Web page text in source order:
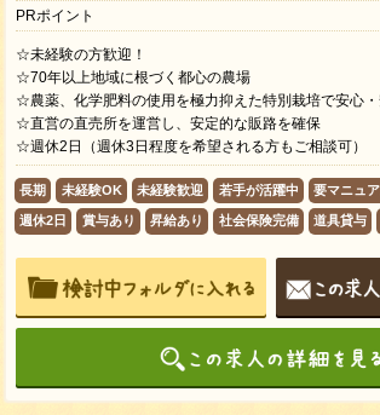
PRポイント
☆未経験の方歓迎！
☆70年以上地域に根づく都心の農場
☆農薬、化学肥料の使用を極力抑えた特別栽培で安心
☆直営の直売所を運営し、安定的な販路を確保
☆週休2日（週休3日程度を希望される方もご相談可）
長期 未経験OK 未経験歓迎 若手が活躍中 要マニュ
週休2日 賞与あり 昇給あり 社会保険完備 道具貸与